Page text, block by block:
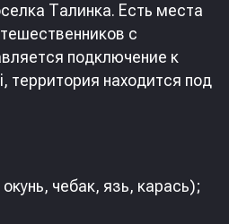
Талинка. Есть места
с
подключение к
территория находится под
чебак, язь, карась);